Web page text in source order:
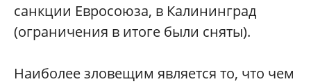
санкции Евросоюза, в Калининград
(ограничения в итоге были сняты).
Наиболее зловещим является то, что чем